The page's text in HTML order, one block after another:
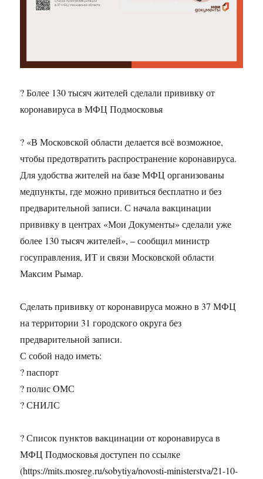
? Более 130 тысяч жителей сделали прививку от
коронавируса в МФЦ Подмосковья
? «В Московской области делается всё возможное,
чтобы предотвратить распространение коронавируса.
Для удобства жителей на базе МФЦ организованы
медпункты, где можно привиться бесплатно и без
предварительной записи. С начала вакцинации
прививку в центрах «Мои Документы» сделали уже
более 130 тысяч жителей», – сообщил министр
госуправления, ИТ и связи Московской области
Максим Рымар.
Сделать прививку от коронавируса можно в 37 МФЦ
на территории 31 городского округа без
предварительной записи.
С собой надо иметь:
? паспорт
? полис ОМС
? СНИЛС
? Список пунктов вакцинации от коронавируса в
МФЦ Подмосковья доступен по ссылке
(https://mits.mosreg.ru/sobytiya/novosti-ministerstva/21-10-